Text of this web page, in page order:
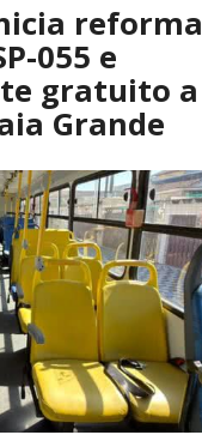
reforma
055 e
gratuito a
Grande